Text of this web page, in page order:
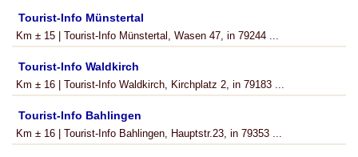
Tourist-Info Münstertal
Km ± 15 | Tourist-Info Münstertal, Wasen 47, in 79244 ...
Tourist-Info Waldkirch
Km ± 16 | Tourist-Info Waldkirch, Kirchplatz 2, in 79183 ...
Tourist-Info Bahlingen
Km ± 16 | Tourist-Info Bahlingen, Hauptstr.23, in 79353 ...